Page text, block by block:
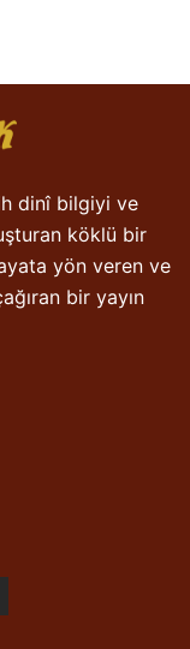
dinî bilgiyi ve
köklü bir
yön veren ve
bir yayın